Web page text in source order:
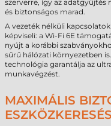
szerverre, így az
és biztonságos marad.
A vezeték nélküli
képviseli: a Wi-Fi 6E
nyújt a korábbi
sűrű hálózati környezetben
technológia garantálja az
munkavégzést.
MAXIMÁLIS